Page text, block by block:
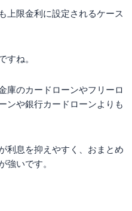
上限金利に設定されるケース
すね。
庫のカードローンやフリーロ
ンや銀行カードローンよりも
利息を抑えやすく、おまとめ
強いです。